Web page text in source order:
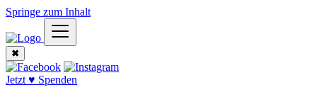
Springe zum Inhalt
✖
Jetzt ♥ Spenden